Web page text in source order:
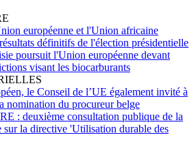
européenne et l'Union africaine
définitifs de l'élection présidentielle
poursuit l'Union européenne devant
visant les biocarburants
le Conseil de l’UE également invité à
nomination du procureur belge
: deuxième consultation publique de la
sur la directive 'Utilisation durable des